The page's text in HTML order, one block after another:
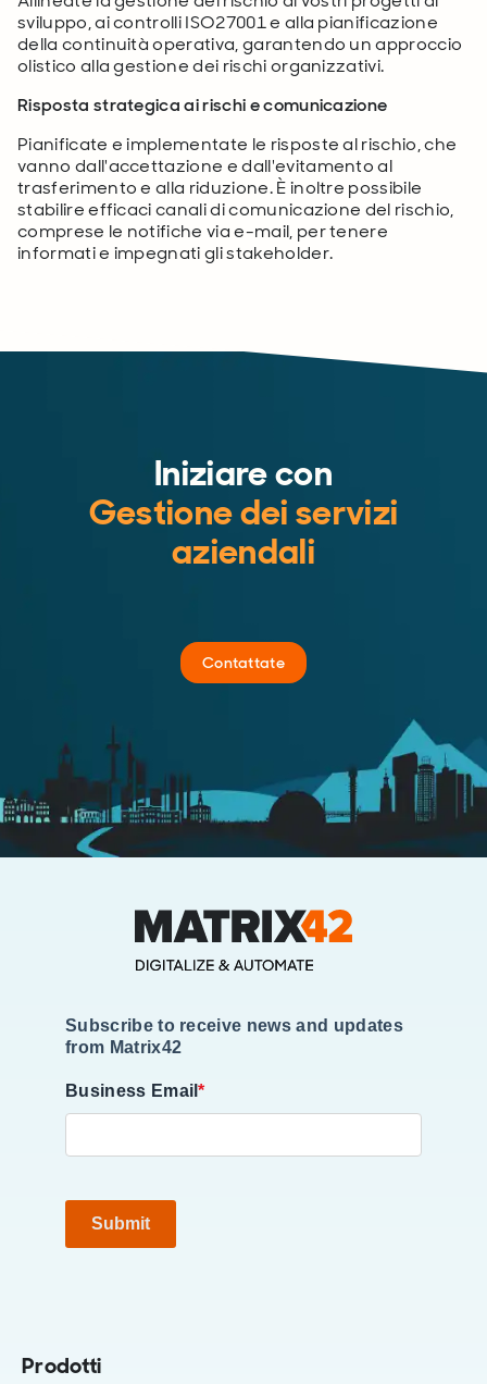
sviluppo, ai controlli ISO27001 e alla pianificazione
della continuità operativa, garantendo un approccio
olistico alla gestione dei rischi organizzativi.
Risposta strategica ai rischi e comunicazione
Pianificate e implementate le risposte al rischio, che
vanno dall'accettazione e dall'evitamento al
trasferimento e alla riduzione. È inoltre possibile
stabilire efficaci canali di comunicazione del rischio,
comprese le notifiche via e-mail, per tenere
informati e impegnati gli stakeholder.
Iniziare con
Gestione dei servizi
aziendali
Contattate
Subscribe to receive news and updates
from Matrix42
Business Email*
Submit
Prodotti